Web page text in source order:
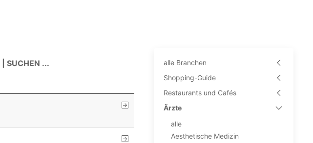
SUCHEN ...
alle Branchen
Shopping-Guide
Restaurants und Cafés
Ärzte
alle
Aesthetische Medizin